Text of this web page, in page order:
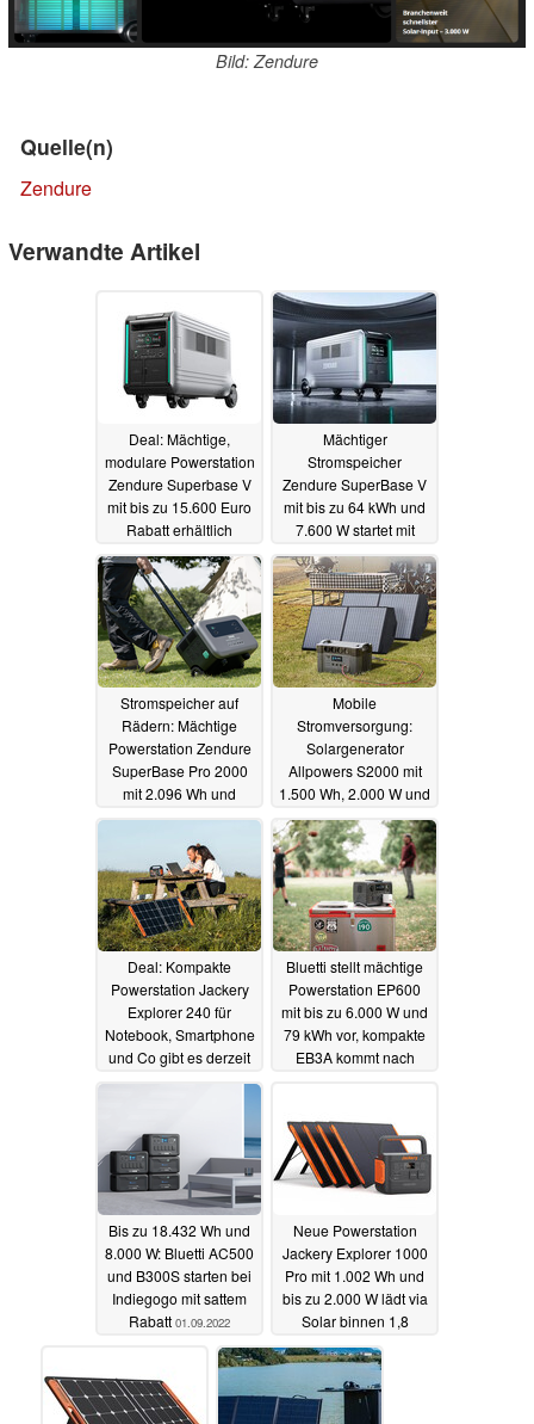
Bild: Zendure
Quelle(n)
Zendure
Verwandte Artikel
Deal: Mächtige,
modulare Powerstation
Zendure Superbase V
mit bis zu 15.600 Euro
Rabatt erhältlich
10.01.2023
Mächtiger
Stromspeicher
Zendure SuperBase V
mit bis zu 64 kWh und
7.600 W startet mit
Rabatt bei Kickstarter
29.09.2022
Stromspeicher auf
Rädern: Mächtige
Powerstation Zendure
SuperBase Pro 2000
mit 2.096 Wh und
2.000 W massiv
14.09.2022
Mobile
Stromversorgung:
Solargenerator
Allpowers S2000 mit
1.500 Wh, 2.000 W und
zwei Solarpanels im
Angebot13.09.2022
Deal: Kompakte
Powerstation Jackery
Explorer 240 für
Notebook, Smartphone
und Co gibt es derzeit
zum Top-Preis
12.09.2022
Bluetti stellt mächtige
Powerstation EP600
mit bis zu 6.000 W und
79 kWh vor, kompakte
EB3A kommt nach
Bis zu 18.432 Wh und
8.000 W: Bluetti AC500
und B300S starten bei
Indiegogo mit sattem
Rabatt 01.09.2022
Neue Powerstation
Jackery Explorer 1000
Pro mit 1.002 Wh und
bis zu 2.000 W lädt via
Solar binnen 1,8
Stunden31.08.2022